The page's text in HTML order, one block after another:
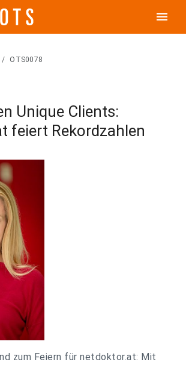
menu
/ OTS0078
Unique Clients:
feiert Rekordzahlen
zum Feiern für netdoktor.at: Mit